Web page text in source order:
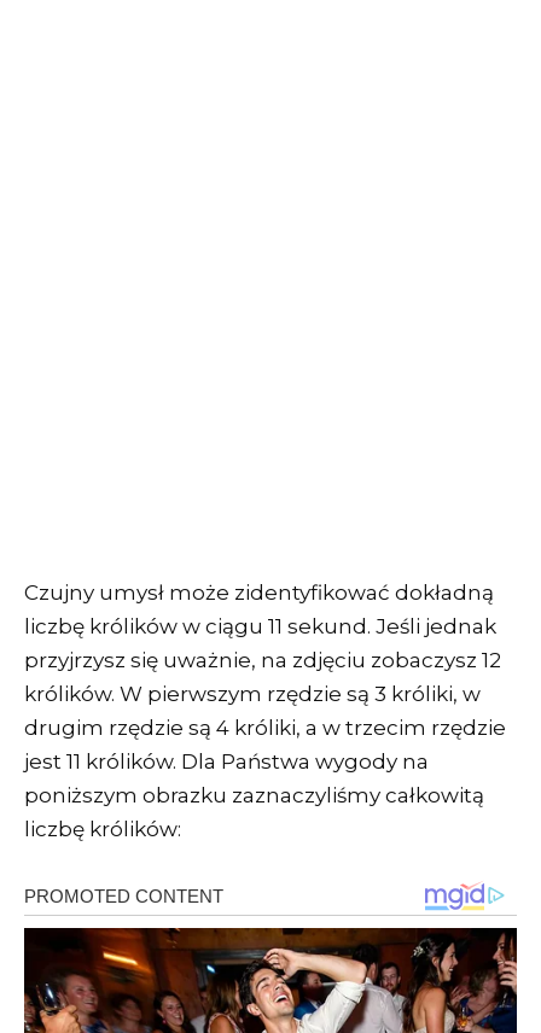
Czujny umysł może zidentyfikować dokładną
liczbę królików w ciągu 11 sekund. Jeśli jednak
przyjrzysz się uważnie, na zdjęciu zobaczysz 12
królików. W pierwszym rzędzie są 3 króliki, w
drugim rzędzie są 4 króliki, a w trzecim rzędzie
jest 11 królików. Dla Państwa wygody na
poniższym obrazku zaznaczyliśmy całkowitą
liczbę królików: